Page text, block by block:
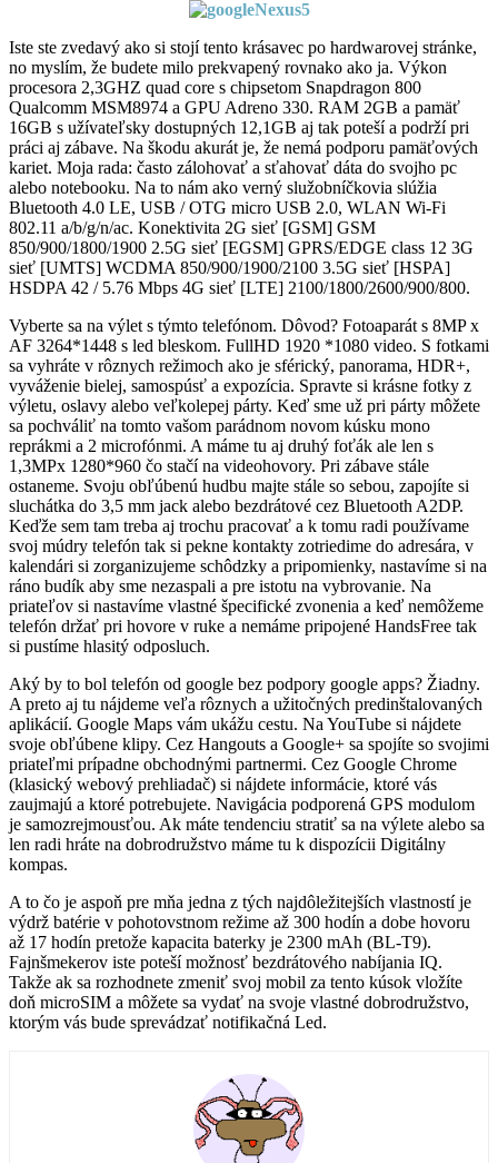
Iste ste zvedavý ako si stojí tento krásavec po hardwarovej stránke,
no myslím, že budete milo prekvapený rovnako ako ja. Výkon
procesora 2,3GHZ quad core s chipsetom Snapdragon 800
Qualcomm MSM8974 a GPU Adreno 330. RAM 2GB a pamäť
16GB s užívateľsky dostupných 12,1GB aj tak poteší a podrží pri
práci aj zábave. Na škodu akurát je, že nemá podporu pamäťových
kariet. Moja rada: často zálohovať a sťahovať dáta do svojho pc
alebo notebooku. Na to nám ako verný služobníčkovia slúžia
Bluetooth 4.0 LE, USB / OTG micro USB 2.0, WLAN Wi-Fi
802.11 a/b/g/n/ac. Konektivita 2G sieť [GSM] GSM
850/900/1800/1900 2.5G sieť [EGSM] GPRS/EDGE class 12 3G
sieť [UMTS] WCDMA 850/900/1900/2100 3.5G sieť [HSPA]
HSDPA 42 / 5.76 Mbps 4G sieť [LTE] 2100/1800/2600/900/800.
Vyberte sa na výlet s týmto telefónom. Dôvod? Fotoaparát s 8MP x
AF 3264*1448 s led bleskom. FullHD 1920 *1080 video. S fotkami
sa vyhráte v rôznych režimoch ako je sférický, panorama, HDR+,
vyváženie bielej, samospúsť a expozícia. Spravte si krásne fotky z
výletu, oslavy alebo veľkolepej párty. Keď sme už pri párty môžete
sa pochváliť na tomto vašom parádnom novom kúsku mono
reprákmi a 2 microfónmi. A máme tu aj druhý foťák ale len s
1,3MPx 1280*960 čo stačí na videohovory. Pri zábave stále
ostaneme. Svoju obľúbenú hudbu majte stále so sebou, zapojíte si
sluchátka do 3,5 mm jack alebo bezdrátové cez Bluetooth A2DP.
Keďže sem tam treba aj trochu pracovať a k tomu radi používame
svoj múdry telefón tak si pekne kontakty zotriedime do adresára, v
kalendári si zorganizujeme schôdzky a pripomienky, nastavíme si na
ráno budík aby sme nezaspali a pre istotu na vybrovanie. Na
priateľov si nastavíme vlastné špecifické zvonenia a keď nemôžeme
telefón držať pri hovore v ruke a nemáme pripojené HandsFree tak
si pustíme hlasitý odposluch.
Aký by to bol telefón od google bez podpory google apps? Žiadny.
A preto aj tu nájdeme veľa rôznych a užitočných predinštalovaných
aplikácií. Google Maps vám ukážu cestu. Na YouTube si nájdete
svoje obľúbene klipy. Cez Hangouts a Google+ sa spojíte so svojimi
priateľmi prípadne obchodnými partnermi. Cez Google Chrome
(klasický webový prehliadač) si nájdete informácie, ktoré vás
zaujmajú a ktoré potrebujete. Navigácia podporená GPS modulom
je samozrejmousťou. Ak máte tendenciu stratiť sa na výlete alebo sa
len radi hráte na dobrodružstvo máme tu k dispozícii Digitálny
kompas.
A to čo je aspoň pre mňa jedna z tých najdôležitejších vlastností je
výdrž batérie v pohotovstnom režime až 300 hodín a dobe hovoru
až 17 hodín pretože kapacita baterky je 2300 mAh (BL-T9).
Fajnšmekerov iste poteší možnosť bezdrátového nabíjania IQ.
Takže ak sa rozhodnete zmeniť svoj mobil za tento kúsok vložíte
doň microSIM a môžete sa vydať na svoje vlastné dobrodružstvo,
ktorým vás bude sprevádzať notifikačná Led.